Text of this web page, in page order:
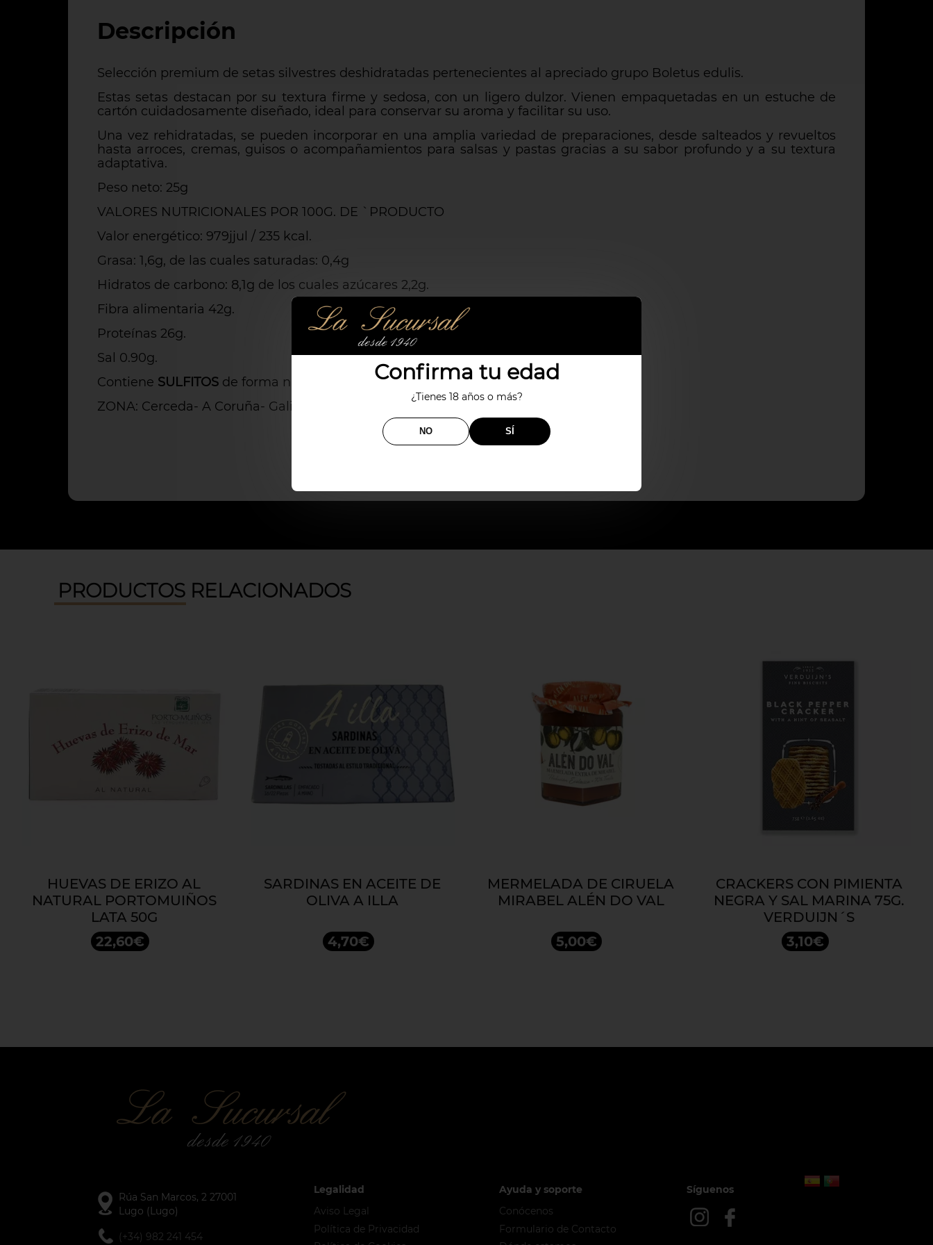
Confirma tu edad
¿Tienes 18 años o más?
NO SÍ
Descripción
Selección premium de setas silvestres deshidratadas pertenecientes al apreciado grupo Boletus edulis.
Estas setas destacan por su textura firme y sedosa, con un ligero dulzor. Vienen empaquetadas en un estuche de
cartón cuidadosamente diseñado, ideal para conservar su aroma y facilitar su uso.
Una vez rehidratadas, se pueden incorporar en una amplia variedad de preparaciones, desde salteados y revueltos
hasta arroces, cremas, guisos o acompañamientos para salsas y pastas gracias a su sabor profundo y a su textura
adaptativa.
Peso neto: 25g
VALORES NUTRICIONALES POR 100G. DE `PRODUCTO
Valor energético: 979jjul / 235 kcal.
Grasa: 1,6g, de las cuales saturadas: 0,4g
Hidratos de carbono: 8,1g de los cuales azúcares 2,2g.
Fibra alimentaria 42g.
Proteínas 26g.
Sal 0.90g.
Contiene SULFITOS de forma natural.
ZONA: Cerceda- A Coruña- Galicia- España- Europa
PRODUCTOS RELACIONADOS
HUEVAS DE ERIZO AL
NATURAL PORTOMUIÑOS
LATA 50G
22,60€
SARDINAS EN ACEITE DE
OLIVA A ILLA
4,70€
MERMELADA DE CIRUELA
MIRABEL ALÉN DO VAL
5,00€
CRACKERS CON PIMIENTA
NEGRA Y SAL MARINA 75G.
VERDUIJN´S
3,10€
Rúa San Marcos, 2 27001
Lugo (Lugo)
(+34) 982 241 454
Legalidad
Aviso Legal
Política de Privacidad
Ayuda y soporte
Conócenos
Formulario de Contacto
Síguenos